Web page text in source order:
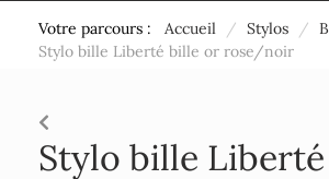
Votre parcours : Accueil / Stylos /
Stylo bille Liberté bille or rose/noir
Stylo bille